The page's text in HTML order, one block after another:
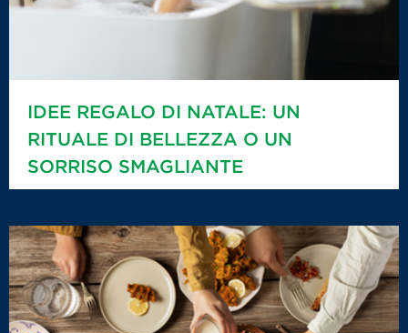
IDEE REGALO DI NATALE: UN
RITUALE DI BELLEZZA O UN
SORRISO SMAGLIANTE